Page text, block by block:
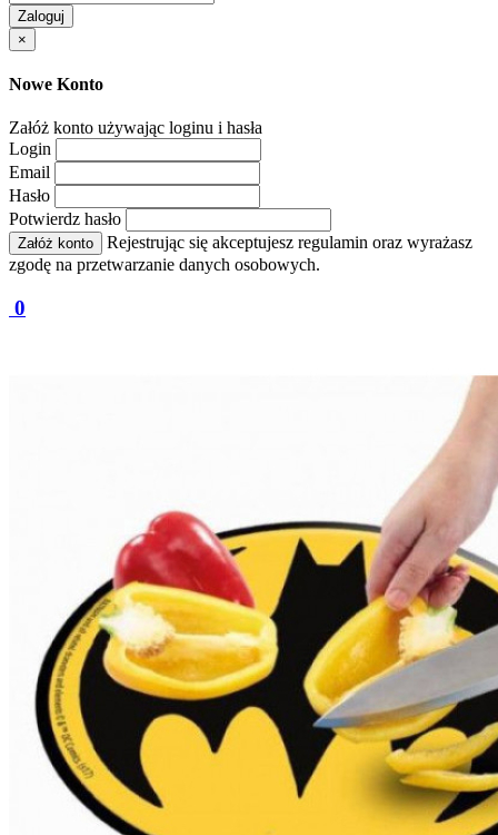
Zaloguj
×
Nowe Konto
Załóż konto używając loginu i hasła
Login
Email
Hasło
Potwierdz hasło
Załóż konto
Rejestrując się akceptujesz regulamin oraz wyrażasz
zgodę na przetwarzanie danych osobowych.
0